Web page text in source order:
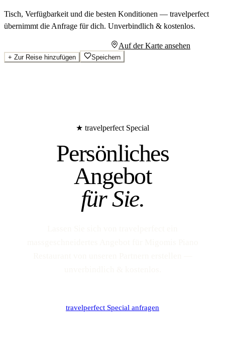
Tisch, Verfügbarkeit und die besten Konditionen — travelperfect
übernimmt die Anfrage für dich. Unverbindlich & kostenlos.
Auf der Karte ansehen
+ Zur Reise hinzufügen Speichern
★ travelperfect Special
Persönliches
Angebot
für Sie.
travelperfect Special anfragen